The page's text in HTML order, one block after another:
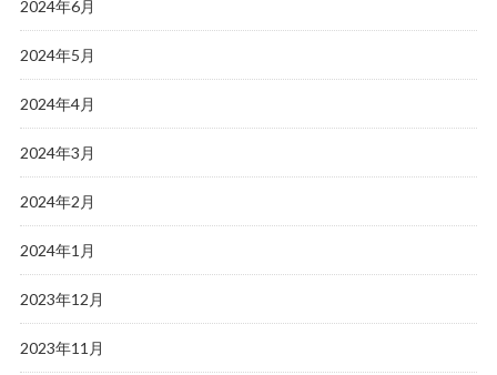
2024年6月
2024年5月
2024年4月
2024年3月
2024年2月
2024年1月
2023年12月
2023年11月